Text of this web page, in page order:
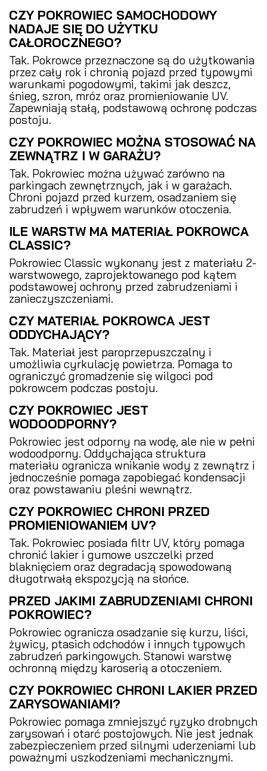
CZY POKROWIEC SAMOCHODOWY
NADAJE SIĘ DO UŻYTKU
CAŁOROCZNEGO?
Tak. Pokrowce przeznaczone są do użytkowania
przez cały rok i chronią pojazd przed typowymi
warunkami pogodowymi, takimi jak deszcz,
śnieg, szron, mróz oraz promieniowanie UV.
Zapewniają stałą, podstawową ochronę podczas
postoju.
CZY POKROWIEC MOŻNA STOSOWAĆ NA
ZEWNĄTRZ I W GARAŻU?
Tak. Pokrowiec można używać zarówno na
parkingach zewnętrznych, jak i w garażach.
Chroni pojazd przed kurzem, osadzaniem się
zabrudzeń i wpływem warunków otoczenia.
ILE WARSTW MA MATERIAŁ POKROWCA
CLASSIC?
Pokrowiec Classic wykonany jest z materiału 2-
warstwowego, zaprojektowanego pod kątem
podstawowej ochrony przed zabrudzeniami i
zanieczyszczeniami.
CZY MATERIAŁ POKROWCA JEST
ODDYCHAJĄCY?
Tak. Materiał jest paroprzepuszczalny i
umożliwia cyrkulację powietrza. Pomaga to
ograniczyć gromadzenie się wilgoci pod
pokrowcem podczas postoju.
CZY POKROWIEC JEST
WODOODPORNY?
Pokrowiec jest odporny na wodę, ale nie w pełni
wodoodporny. Oddychająca struktura
materiału ogranicza wnikanie wody z zewnątrz i
jednocześnie pomaga zapobiegać kondensacji
oraz powstawaniu pleśni wewnątrz.
CZY POKROWIEC CHRONI PRZED
PROMIENIOWANIEM UV?
Tak. Pokrowiec posiada filtr UV, który pomaga
chronić lakier i gumowe uszczelki przed
blaknięciem oraz degradacją spowodowaną
długotrwałą ekspozycją na słońce.
PRZED JAKIMI ZABRUDZENIAMI CHRONI
POKROWIEC?
Pokrowiec ogranicza osadzanie się kurzu, liści,
żywicy, ptasich odchodów i innych typowych
zabrudzeń parkingowych. Stanowi warstwę
ochronną między karoserią a otoczeniem.
CZY POKROWIEC CHRONI LAKIER PRZED
ZARYSOWANIAMI?
Pokrowiec pomaga zmniejszyć ryzyko drobnych
zarysowań i otarć postojowych. Nie jest jednak
zabezpieczeniem przed silnymi uderzeniami lub
poważnymi uszkodzeniami mechanicznymi.